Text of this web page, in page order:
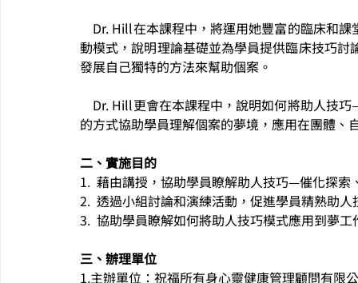
動模式，說明理論基礎並為學員提供臨床技巧
發展自己獨特的方法來幫助個案。
的方式協助學員理解個案的夢境，應用在團體
二、實施目的
1.  藉由講授，協助學員瞭解助人技巧—催化探索
2.  透過小組討論和演練活動，促進學員精熟助人
3.  協助學員瞭解如何將助人技巧模式應用到夢工
三、辦理單位
1.主辦單位：祝福所有身心靈健康管理顧問有限